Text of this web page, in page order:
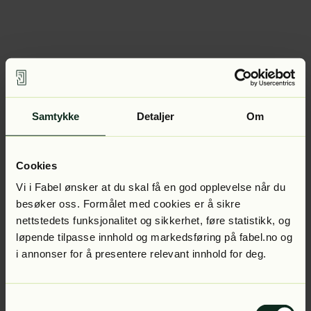
Samtykke Detaljer Om
Cookies
Vi i Fabel ønsker at du skal få en god opplevelse når du
besøker oss. Formålet med cookies er å sikre
nettstedets funksjonalitet og sikkerhet, føre statistikk, og
løpende tilpasse innhold og markedsføring på fabel.no og
i annonser for å presentere relevant innhold for deg.